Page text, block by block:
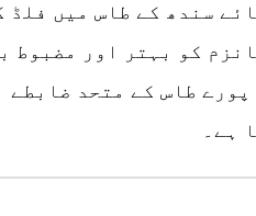
سندھ کے طاس میں
کو بہتر اور مضبوط
پورے طاس کے متحد
ہے۔